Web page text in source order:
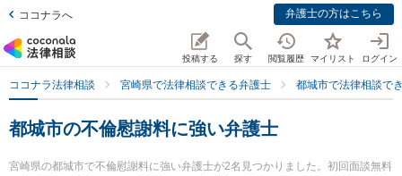
ココナラへ 弁護士の方はこちら
投稿する 探す 閲覧履歴 マイリスト ログイン
ココナラ法律相談 宮崎県で法律相談できる弁護士 都城市で法律相談で
都城市の不倫慰謝料に強い弁護士
宮崎県の都城市で不倫慰謝料に強い弁護士が2名見つかりました。初回面談無料